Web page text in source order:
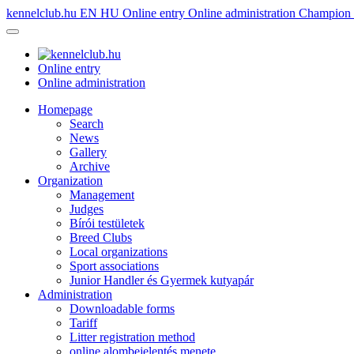
kennelclub.hu EN HU Online entry Online administration Champion
Online entry
Online administration
Homepage
Search
News
Gallery
Archive
Organization
Management
Judges
Bírói testületek
Breed Clubs
Local organizations
Sport associations
Junior Handler és Gyermek kutyapár
Administration
Downloadable forms
Tariff
Litter registration method
online alombejelentés menete